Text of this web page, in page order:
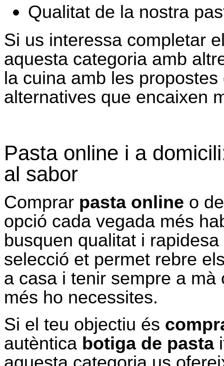
Qualitat de la nostra
Si us interessa completar
aquesta categoria amb
la cuina amb les
alternatives que encaixen
Pasta online i a
al sabor
Comprar pasta online o
opció cada vegada més
busquen qualitat i
selecció et permet rebre
a casa i tenir sempre a
més ho necessites.
Si el teu objectiu és
autèntica botiga de pasta